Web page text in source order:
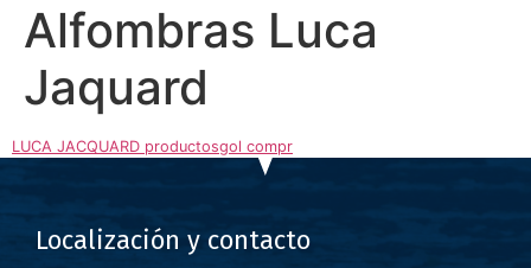
Alfombras Luca
Jaquard
LUCA JACQUARD productosgol compr
Localización y contacto